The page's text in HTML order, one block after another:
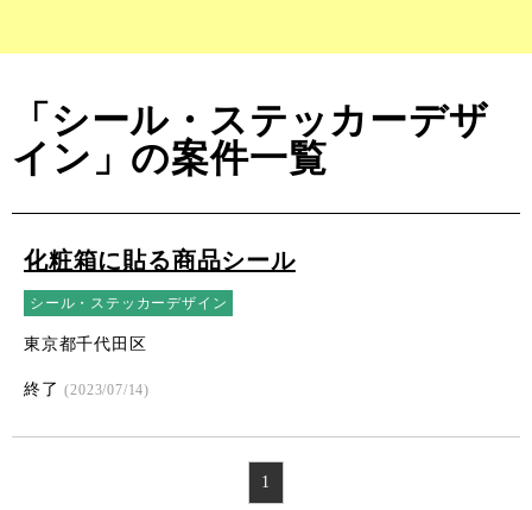
「シール・ステッカーデザ
イン」の案件一覧
化粧箱に貼る商品シール
シール・ステッカーデザイン
東京都千代田区
終了(2023/07/14)
1